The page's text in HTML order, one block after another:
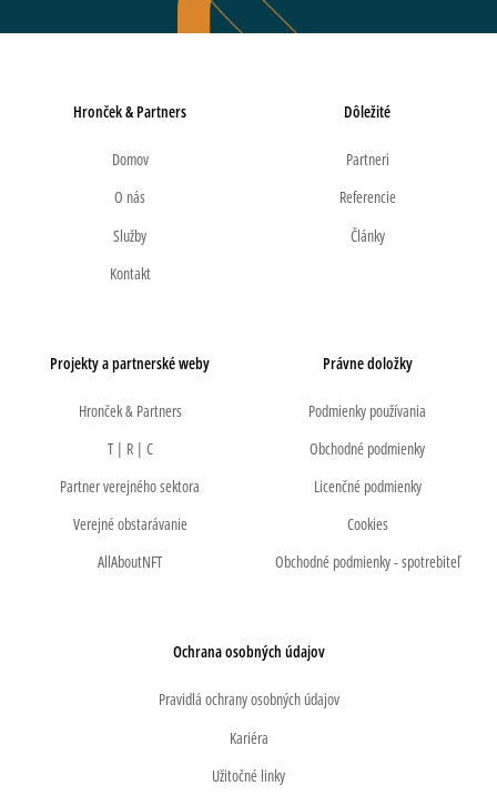
Hronček & Partners
Domov
O nás
Služby
Kontakt
Dôležité
Partneri
Referencie
Články
Projekty a partnerské weby
Hronček & Partners
T | R | C
Partner verejného sektora
Verejné obstarávanie
AllAboutNFT
Právne doložky
Podmienky používania
Obchodné podmienky
Licenčné podmienky
Cookies
Obchodné podmienky - spotrebiteľ
Ochrana osobných údajov
Pravidlá ochrany osobných údajov
Kariéra
Užitočné linky